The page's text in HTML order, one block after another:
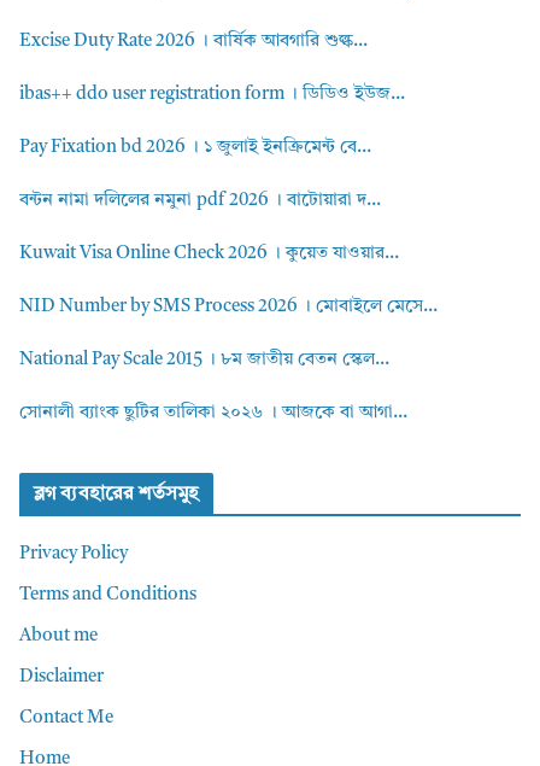
Excise Duty Rate 2026 । বার্ষিক আবগারি শুল্ক...
ibas++ ddo user registration form । ডিডিও ইউজ...
Pay Fixation bd 2026 । ১ জুলাই ইনক্রিমেন্ট বে...
বন্টন নামা দলিলের নমুনা pdf 2026 । বাটোয়ারা দ...
Kuwait Visa Online Check 2026 । কুয়েত যাওয়ার...
NID Number by SMS Process 2026 । মোবাইলে মেসে...
National Pay Scale 2015 । ৮ম জাতীয় বেতন স্কেল...
সোনালী ব্যাংক ছুটির তালিকা ২০২৬ । আজকে বা আগা...
ব্লগ ব্যবহারের শর্তসমুহ
Privacy Policy
Terms and Conditions
About me
Disclaimer
Contact Me
Home